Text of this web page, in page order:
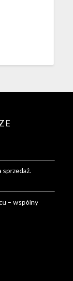
sprzedaż.
– wspólny